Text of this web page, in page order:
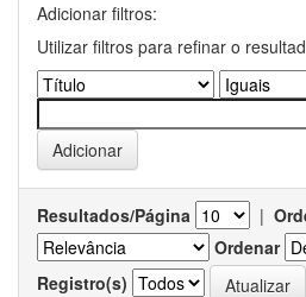
Adicionar filtros:
Utilizar filtros para refinar o
Resultados/Página |
Ordenar
Registro(s)